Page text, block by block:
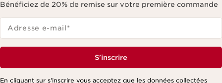
Bénéficiez de 20% de remise sur votre première commande
Adresse e-mail*
S'inscrire
En cliquant sur s'inscrire vous acceptez que les données collectées